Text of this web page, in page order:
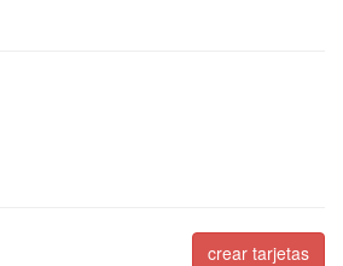
crear tarjetas